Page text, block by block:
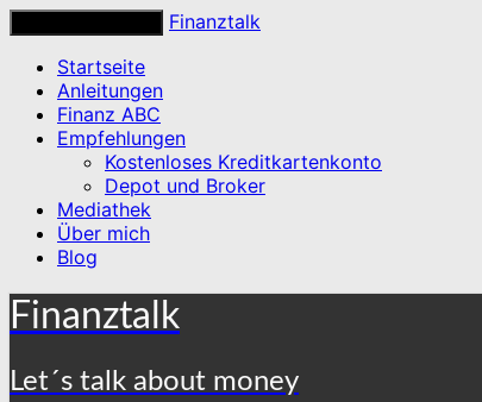
Finanztalk
Startseite
Anleitungen
Finanz ABC
Empfehlungen
Kostenloses Kreditkartenkonto
Depot und Broker
Mediathek
Über mich
Blog
Finanztalk
Let´s talk about money